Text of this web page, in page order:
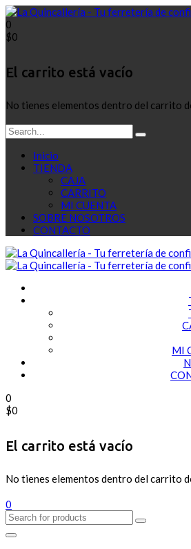
0
$0
El carrito está vacío
No tienes elementos dentro del carrito
Inicio
TIENDA
CAJA
CARRITO
MI CUENTA
SOBRE NOSOTROS
CONTACTO
MI
0
$0
El carrito está vacío
No tienes elementos dentro del carrito
0